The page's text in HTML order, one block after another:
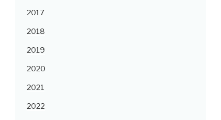
2017
2018
2019
2020
2021
2022